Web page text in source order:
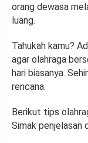
orang dewasa
luang.
Tahukah kamu?
agar olahraga
hari biasanya.
rencana.
Berikut tips
Simak penjelasan